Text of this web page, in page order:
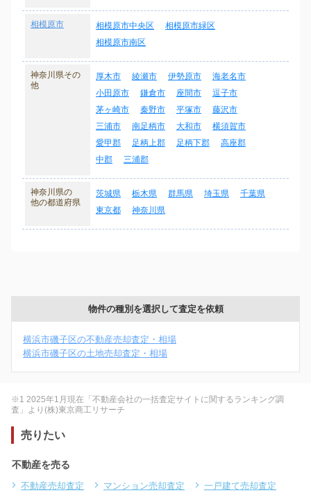
相模原市 相模原市中央区
相模原市緑区
相模原市南区
神奈川県その
他
厚木市 綾瀬市 伊勢原市
海老名市
小田原市
鎌倉市 座間市
逗子市
茅ヶ崎市
秦野市 平塚市
藤沢市
三浦市
南足柄市 大和市
横須賀市
愛甲郡
足柄上郡 足柄下郡
高座郡
中郡
三浦郡
神奈川県の
他の都道府県
茨城県 栃木県 群馬県 埼玉県
千葉県
東京都
神奈川県
物件の種別を選択して査定を依頼
横浜市磯子区の不動産売却査定・相場
横浜市磯子区の土地売却査定・相場
※1 2025年1月現在「不動産会社の一括査定サイトに関するランキング調
査」より(株)東京商工リサーチ
売りたい
不動産を売る
不動産売却査定 マンション売却査定
一戸建て売却査定